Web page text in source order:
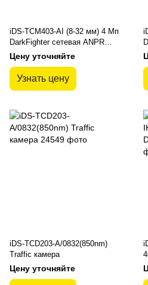
iDS-TCM403-AI (8-32 мм) 4 Мп
DarkFighter сетевая ANPR
камера Hikvision
Цену уточняйте
Узнать цену
iDS-TCD203-A/0832(850nm)
Traffic камера
Цену уточняйте